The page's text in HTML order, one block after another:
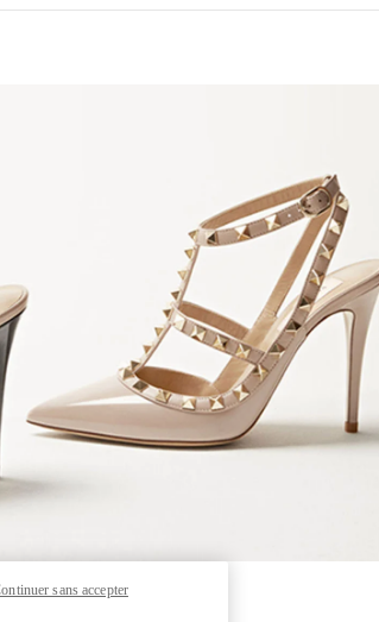
PLUS
Link Opens in New Tab
sans accepter